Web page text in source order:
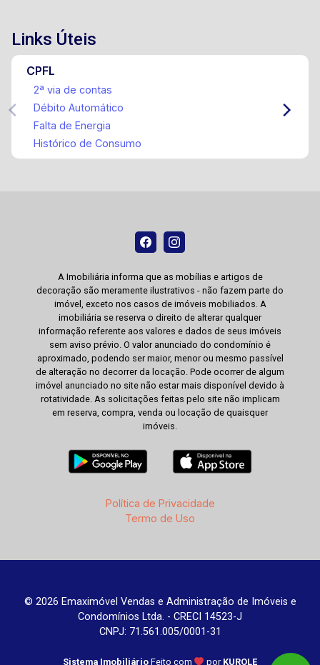
Links Úteis
CPFL
2ª via de contas
Débito Automático
Falta de Energia
Histórico de Consumo
A Imobiliária informa que as mobílias e artigos de
decoração são meramente ilustrativos - não fazem parte do
imóvel, exceto nos casos de imóveis mobiliados. A
imobiliária se reserva o direito de alterar qualquer
informação referente aos valores e dados de seus imóveis
sem aviso prévio. O valor anunciado do condomínio é
aproximado, podendo ser maior, menor ou mesmo passível
de alteração no decorrer da locação. Pode ocorrer de algum
imóvel anunciado no site não estar mais disponível devido à
rotatividade. As solicitações feitas pelo site não implicam
em reserva, compra, venda ou locação de quaisquer
imóveis.
Política de Privacidade
Termo de Uso
© 2026 Emaximóvel Vendas e Administração de Imóveis e
Condomínios Ltda. - CRECI 14523-J
CNPJ: 71.561.005/0001-31
Sistema Imobiliário Feito com por KUROLE